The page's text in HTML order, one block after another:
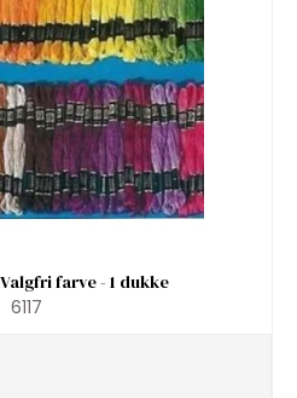
farve - 1 dukke
6117